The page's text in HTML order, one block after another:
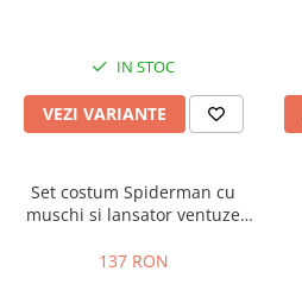
IN STOC
VEZI VARIANTE
Set costum Spiderman cu
muschi si lansator ventuze
137 RON